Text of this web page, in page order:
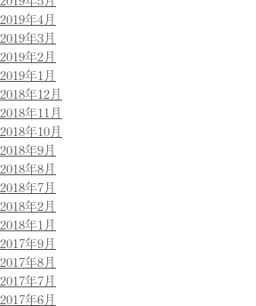
2019年4月
2019年3月
2019年2月
2019年1月
2018年12月
2018年11月
2018年10月
2018年9月
2018年8月
2018年7月
2018年2月
2018年1月
2017年9月
2017年8月
2017年7月
2017年6月